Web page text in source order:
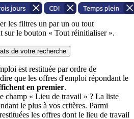
les filtres un par un ou tout
sur le bouton « Tout réinitialiser ».
de votre recherche
est restituée par ordre de
que les offres d'emploi répondant le
en premier.
champ « Lieu de travail » ? La liste
le plus à vos critères. Parmi
les offres dont le lieu de travail